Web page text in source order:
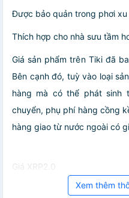
Được bảo quản trong phơi
Thích hợp cho nhà sưu tầm
Giá sản phẩm trên Tiki đã
Bên cạnh đó, tuỳ vào loại
hàng mà có thể phát sinh
chuyển, phụ phí hàng cồng
hàng giao từ nước ngoài có
Giá XRP2.0
Xem thêm